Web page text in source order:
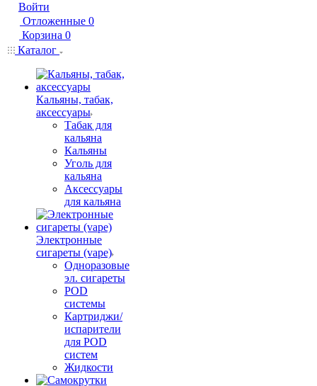
Войти
Отложенные 0
Корзина 0
Каталог
Кальяны, табак,
аксессуары
Табак для
кальяна
Кальяны
Уголь для
кальяна
Аксессуары
для кальяна
Электронные
сигареты (vape)
Одноразовые
эл. сигареты
POD
системы
Картриджи/
испарители
для POD
систем
Жидкости